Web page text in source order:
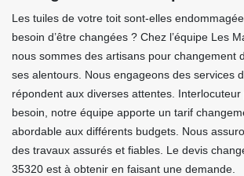
Les tuiles de votre toit sont-elles
besoin d’être changées ? Chez l’équipe Les
nous sommes des artisans pour changement
ses alentours. Nous engageons des services
répondent aux diverses attentes.
besoin, notre équipe apporte un tarif
abordable aux différents budgets. Nous
des travaux assurés et fiables. Le devis
35320 est à obtenir en faisant une demande.